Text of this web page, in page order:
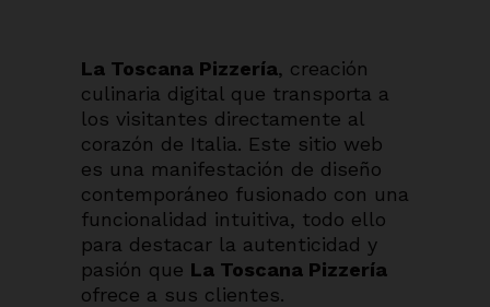
La Toscana Pizzería, creación
culinaria digital que transporta a
los visitantes directamente al
corazón de Italia. Este sitio web
es una manifestación de diseño
contemporáneo fusionado con una
funcionalidad intuitiva, todo ello
para destacar la autenticidad y
pasión que La Toscana Pizzería
ofrece a sus clientes.